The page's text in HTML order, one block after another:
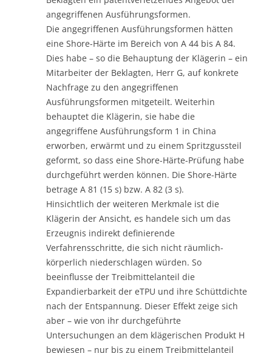
angegriffenen Ausführungsformen.
Die angegriffenen Ausführungsformen hätten
eine Shore-Härte im Bereich von A 44 bis A 84.
Dies habe – so die Behauptung der Klägerin – ein
Mitarbeiter der Beklagten, Herr G, auf konkrete
Nachfrage zu den angegriffenen
Ausführungsformen mitgeteilt. Weiterhin
behauptet die Klägerin, sie habe die
angegriffene Ausführungsform 1 in China
erworben, erwärmt und zu einem Spritzgussteil
geformt, so dass eine Shore-Härte-Prüfung habe
durchgeführt werden können. Die Shore-Härte
betrage A 81 (15 s) bzw. A 82 (3 s).
Hinsichtlich der weiteren Merkmale ist die
Klägerin der Ansicht, es handele sich um das
Erzeugnis indirekt definierende
Verfahrensschritte, die sich nicht räumlich-
körperlich niederschlagen würden. So
beeinflusse der Treibmittelanteil die
Expandierbarkeit der eTPU und ihre Schüttdichte
nach der Entspannung. Dieser Effekt zeige sich
aber – wie von ihr durchgeführte
Untersuchungen an dem klägerischen Produkt H
bewiesen – nur bis zu einem Treibmittelanteil